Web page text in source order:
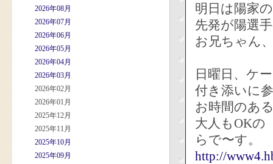
2026年08月
2026年07月
2026年06月
2026年05月
2026年04月
2026年03月
2026年02月
2026年01月
2025年12月
2025年11月
2025年10月
2025年09月
明日は陽家
先発が陽選
お兄ちゃん
日曜日、ケ
付き添いに
お時間のあ
大人もOKの
らで〜す。
http://